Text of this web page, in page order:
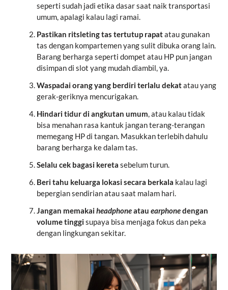
seperti sudah jadi etika dasar saat naik transportasi
umum, apalagi kalau lagi ramai.
Pastikan ritsleting tas tertutup rapatatau gunakan
tas dengan kompartemen yang sulit dibuka orang lain.
Barang berharga seperti dompet atau HP pun jangan
disimpan di slot yang mudah diambil, ya.
Waspadai orang yang berdiri terlalu dekatatau yang
gerak-geriknya mencurigakan.
Hindari tidur di angkutan umum,atau kalau tidak
bisa menahan rasa kantuk jangan terang-terangan
memegang HP di tangan. Masukkan terlebih dahulu
barang berharga ke dalam tas.
Selalu cek bagasi kereta sebelum turun.
Beri tahu keluarga lokasi secara berkala kalau lagi
bepergian sendirian atau saat malam hari.
Jangan memakaiheadphoneatau earphonedengan
volume tinggisupaya bisa menjaga fokus dan peka
dengan lingkungan sekitar.